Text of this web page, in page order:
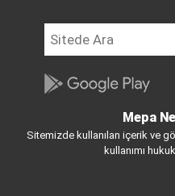
Mepa
Sitemizde kullanılan içerik ve
kullanımı